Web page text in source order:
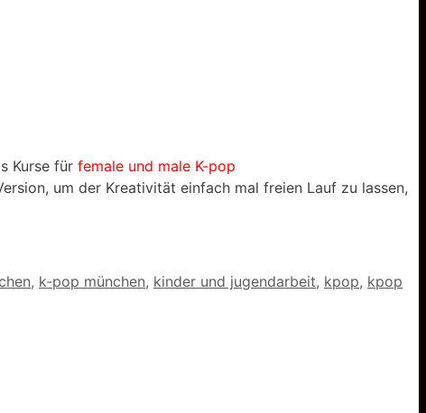
Kurse für female und male K-pop
um der Kreativität einfach mal freien Lauf zu lassen,
, k-pop münchen, kinder und jugendarbeit, kpop, kpop